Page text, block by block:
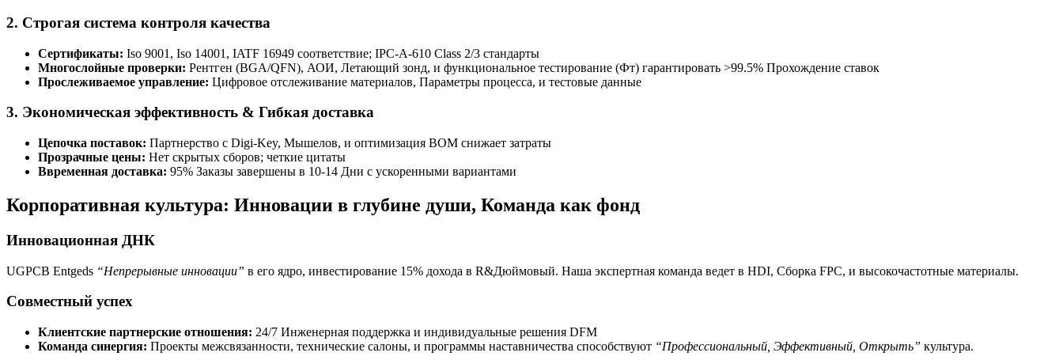
2. Строгая система контроля качества
Сертификаты: Iso 9001, Iso 14001, IATF 16949 соответствие; IPC-A-610 Class 2/3 стандарты
Многослойные проверки: Рентген (BGA/QFN), АОИ, Летающий зонд, и функциональное тестирование (Фт) гарантировать >99.5% Прохождение ставок
Прослеживаемое управление: Цифровое отслеживание материалов, Параметры процесса, и тестовые данные
3. Экономическая эффективность & Гибкая доставка
Цепочка поставок: Партнерство с Digi-Key, Мышелов, и оптимизация BOM снижает затраты
Прозрачные цены: Нет скрытых сборов; четкие цитаты
Ввременная доставка: 95% Заказы завершены в 10-14 Дни с ускоренными вариантами
Корпоративная культура: Инновации в глубине души, Команда как фонд
Инновационная ДНК
UGPCB Entgeds “Непрерывные инновации” в его ядро, инвестирование 15% дохода в R&Дюймовый. Наша экспертная команда ведет в HDI, Сборка FPC, и высокочастотные материалы.
Совместный успех
Клиентские партнерские отношения: 24/7 Инженерная поддержка и индивидуальные решения DFM
Команда синергия: Проекты межсвязанности, технические салоны, и программы наставничества способствуют “Профессиональный, Эффективный, Открыть” культура.